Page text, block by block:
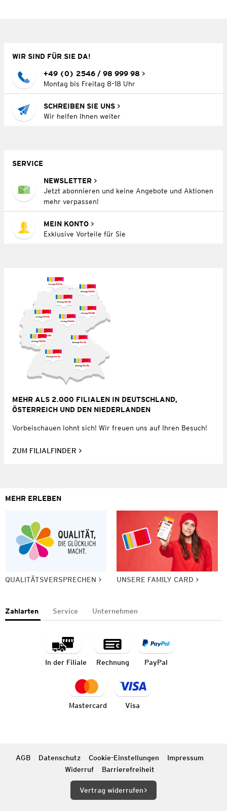
WIR SIND FÜR SIE DA!
+49 (0) 2546 / 98 999 98
Montag bis Freitag 8–18 Uhr
SCHREIBEN SIE UNS
Wir helfen Ihnen weiter
SERVICE
NEWSLETTER
Jetzt abonnieren und keine Angebote und Aktionen
mehr verpassen!
MEIN KONTO
Exklusive Vorteile für Sie
MEHR ALS 2.000 FILIALEN IN DEUTSCHLAND,
ÖSTERREICH UND DEN NIEDERLANDEN
Vorbeischauen lohnt sich! Wir freuen uns auf Ihren Besuch!
ZUM FILIALFINDER
MEHR ERLEBEN
QUALITÄTSVERSPRECHEN UNSERE FAMILY CARD
Zahlarten Service Unternehmen
In der Filiale Rechnung PayPal
Mastercard Visa
AGB Datenschutz Cookie-Einstellungen
Impressum
Widerruf
Barrierefreiheit
Vertrag widerrufen